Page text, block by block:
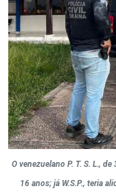
O venezuelano P. T. S. L.,
16 anos; já W.S.P., teria